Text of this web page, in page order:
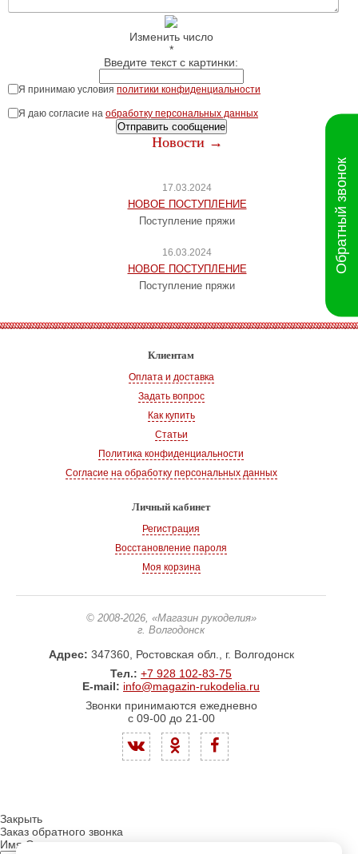
Изменить число
*
Введите текст с картинки:
Я принимаю условия политики конфиденциальности
Я даю согласие на обработку персональных данных
Отправить сообщение
Новости →
17.03.2024
НОВОЕ ПОСТУПЛЕНИЕ
Поступление пряжи
16.03.2024
НОВОЕ ПОСТУПЛЕНИЕ
Поступление пряжи
Клиентам
Оплата и доставка
Задать вопрос
Как купить
Статьи
Политика конфиденциальности
Согласие на обработку персональных данных
Личный кабинет
Регистрация
Восстановление пароля
Моя корзина
© 2008-2026, «Магазин рукоделия»
г. Волгодонск
Адрес: 347360, Ростовская обл., г. Волгодонск
Тел.: +7 928 102-83-75
E-mail: info@magazin-rukodelia.ru
Звонки принимаются ежедневно
с 09-00 до 21-00
Обратный звонок
Закрыть
Заказ обратного звонка
Имя Отчество: